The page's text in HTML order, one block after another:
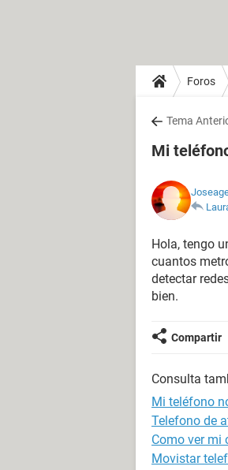
Foros
Tema
Mi
Hola, tengo
cuantos
detectar
bien.
Compartir
Consulta
Mi teléfono
Telefono de
Como ver mi
Movistar